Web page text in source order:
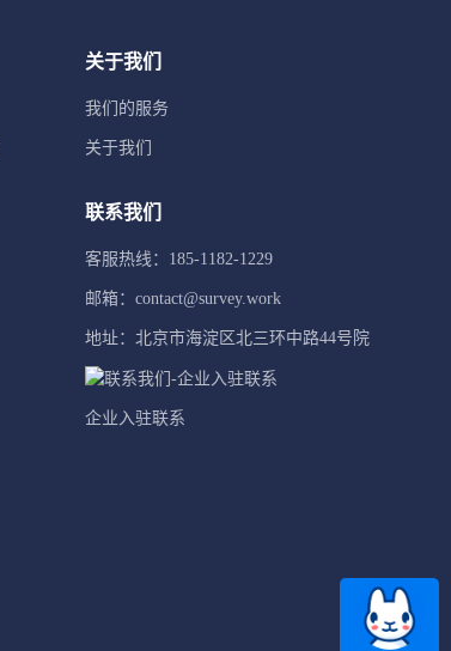
关于我们
我们的服务
关于我们
联系我们
客服热线：185-1182-1229
邮箱：contact@survey.work
地址：北京市海淀区北三环中路44号院
企业入驻联系